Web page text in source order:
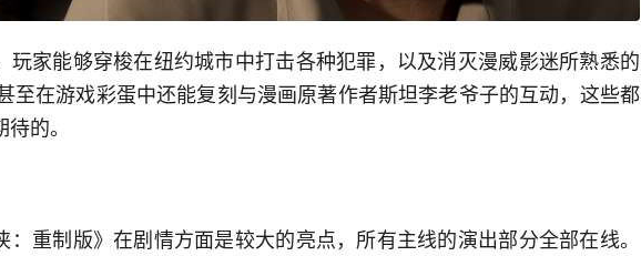
玩家能够穿梭在纽约城市中打击各种犯罪，以及消灭漫威影迷所熟悉的
至在游戏彩蛋中还能复刻与漫画原著作者斯坦李老爷子的互动，这些都
的。
：重制版》在剧情方面是较大的亮点，所有主线的演出部分全部在线。